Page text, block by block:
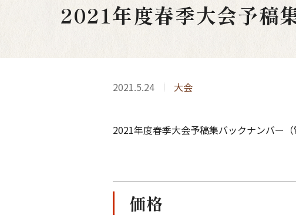
2021年度春季大会予稿
2021.5.24 大会
2021年度春季大会予稿集バックナンバー
価格